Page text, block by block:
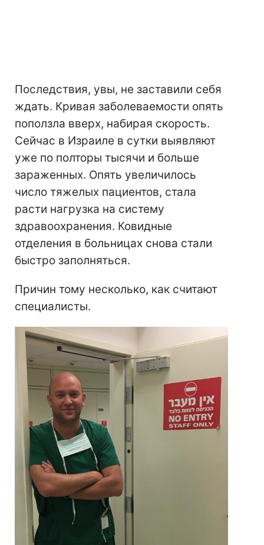
Последствия, увы, не заставили себя
ждать. Кривая заболеваемости опять
поползла вверх, набирая скорость.
Сейчас в Израиле в сутки выявляют
уже по полторы тысячи и больше
зараженных. Опять увеличилось
число тяжелых пациентов, стала
расти нагрузка на систему
здравоохранения. Ковидные
отделения в больницах снова стали
быстро заполняться.
Причин тому несколько, как считают
специалисты.